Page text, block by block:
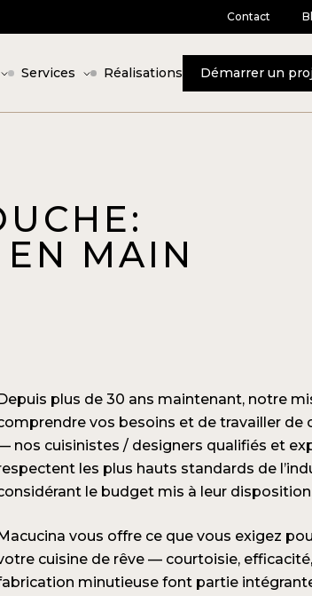
Contact
Services Réalisations Démarrer un
MAIN
plus de 30 ans maintenant, notre
vos besoins et de travailler de
nos cuisinistes / designers qualifiés et
les plus hauts standards de
le budget mis à leur
vous offre ce que vous exigez
cuisine de rêve — courtoisie,
minutieuse font partie